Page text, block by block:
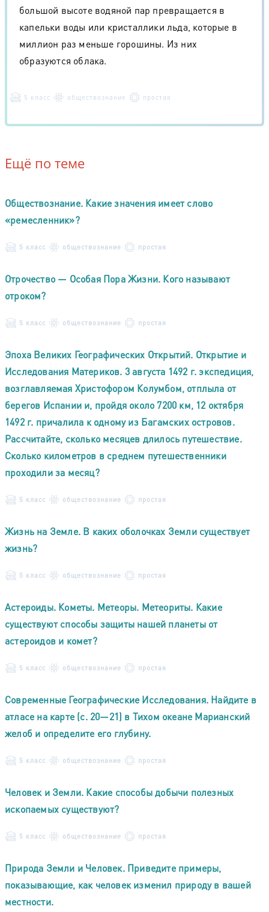
большой высоте водяной пар превращается в
капельки воды или кристаллики льда, которые в
миллион раз меньше горошины. Из них
образуются облака.
5 класс обществознание простая
Ещё по теме
Обществознание. Какие значения имеет слово
«ремесленник»?
5 класс обществознание простая
Отрочество — Особая Пора Жизни. Кого называют
отроком?
5 класс обществознание простая
Эпоха Великих Географических Открытий. Открытие и
Исследования Материков. 3 августа 1492 г. экспедиция,
возглавляемая Христофором Колумбом, отплыла от
берегов Испании и, пройдя около 7200 км, 12 октября
1492 г. причалила к одному из Багамских островов.
Рассчитайте, сколько месяцев длилось путешествие.
Сколько километров в среднем путешественники
проходили за месяц?
5 класс обществознание простая
Жизнь на Земле. В каких оболочках Земли существует
жизнь?
5 класс обществознание простая
Астероиды. Кометы. Метеоры. Метеориты. Какие
существуют способы защиты нашей планеты от
астероидов и комет?
5 класс обществознание простая
Современные Географические Исследования. Найдите в
атласе на карте (c. 20—21) в Тихом океане Марианский
желоб и определите его глубину.
5 класс обществознание простая
Человек и Земли. Какие способы добычи полезных
ископаемых существуют?
5 класс обществознание простая
Природа Земли и Человек. Приведите примеры,
показывающие, как человек изменил природу в вашей
местности.